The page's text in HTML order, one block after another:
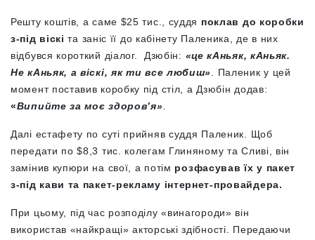
Решту коштів, а саме $25 тис., суддя поклав до коробки
з-під віскі та заніс її до кабінету Паленика, де в них
відбувся короткий діалог. Дзюбін: «це кАньяк, кАньяк.
Не кАньяк, а віскі, як ти все любиш» . Паленик у цей
момент поставив коробку під стіл, а Дзюбін додав:
«Випийте за моє здоров’я»
Далі естафету по суті прийняв суддя Паленик. Щоб
передати по $8,3 тис. колегам Глиняному та Сливі, він
замінив купюри на свої, а потім розфасував їх у пакет
з-під кави та пакет-рекламу інтернет-провайдера.
При цьому, під час розподілу «винагороди» він
використав «найкращі» акторські здібності. Передаючи